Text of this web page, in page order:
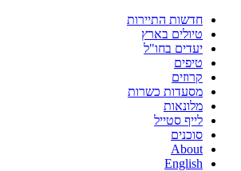
חדשות התיירות
טיולים בארץ
יעדים בחו"ל
טיפים
קרוזים
מסעדות כשרות
מלונאות
לייף סטייל
סוכנים
About
English